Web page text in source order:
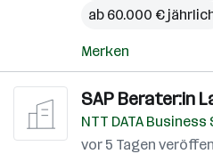
ab 60.000 €
Merken
SAP Berater:in
NTT DATA
vor 5 Tagen